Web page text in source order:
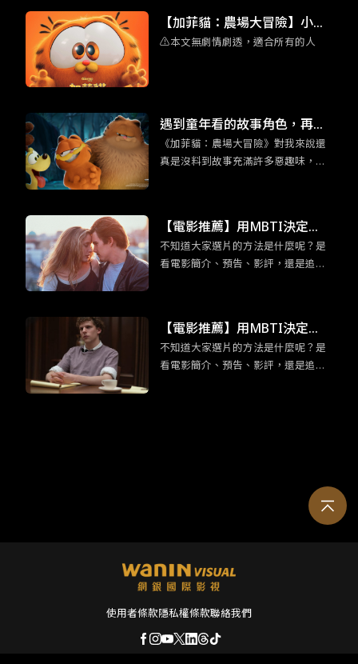
【加菲貓：農場大冒險】小加
菲擄獲人心 彩蛋滿滿的家庭喜
⚠️本文無劇情劇透，適合所有的人
遇到童年看的故事角色，再世
故的大人們，也會回到孩提時
期的模樣。
《加菲貓：農場大冒險》對我來說還
真是沒料到故事充滿許多惡趣味，外
身為加菲貓鐵粉們還不看爆？
【電影推薦】用MBTI決定
吧！適合「渴望深度交流」EN
FP競選者的五部電影
不知道大家選片的方法是什麼呢？是
看電影簡介、預告、影評，還是追各
曾想過要看的片一個機會喔！在正文
開始前，我們先來認識ENFP競選者
吧！ENFP競選者看似外向活潑，交友
【電影推薦】用MBTI決定
吧！ESTP企業家「足智多謀」
的五部電影
不知道大家選片的方法是什麼呢？是
看電影簡介、預告、影評，還是追各
大膽、創新、足智多謀便是這類人的
最佳寫照！奠基於此特質，今天要介
紹的五部電影皆以「挑戰冒險」、
使用者條款隱私權條款聯絡我們